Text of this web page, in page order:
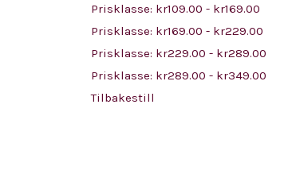
Prisklasse: kr109.00 - kr169.00
Prisklasse: kr169.00 - kr229.00
Prisklasse: kr229.00 - kr289.00
Prisklasse: kr289.00 - kr349.00
Tilbakestill